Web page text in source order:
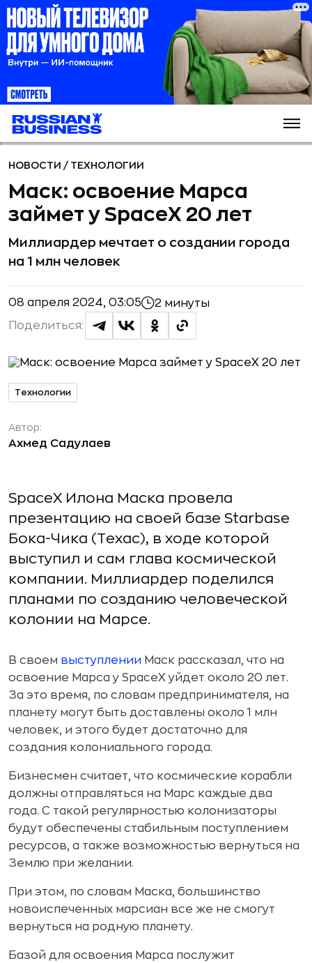
НОВОСТИ / ТЕХНОЛОГИИ
Маск: освоение Марса
займет у SpaceX 20 лет
Миллиардер мечтает о создании города
на 1 млн человек
08 апреля 2024, 03:05 2 минуты
Поделиться:
Технологии
Автор:
Ахмед Садулаев
SpaceX Илона Маска провела
презентацию на своей базе Starbase
Бока-Чика (Техас), в ходе которой
выступил и сам глава космической
компании. Миллиардер поделился
планами по созданию человеческой
колонии на Марсе.
В своем выступлении Маск рассказал, что на
освоение Марса у SpaceX уйдет около 20 лет.
За это время, по словам предпринимателя, на
планету могут быть доставлены около 1 млн
человек, и этого будет достаточно для
создания колониального города.
Бизнесмен считает, что космические корабли
должны отправляться на Марс каждые два
года. С такой регулярностью колонизаторы
будут обеспечены стабильным поступлением
ресурсов, а также возможностью вернуться на
Землю при желании.
При этом, по словам Маска, большинство
новоиспеченных марсиан все же не смогут
вернуться на родную планету.
Базой для освоения Марса послужит